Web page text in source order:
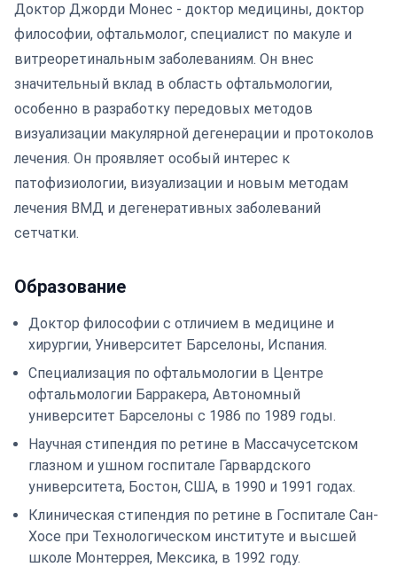
Доктор Джорди Монес - доктор медицины, доктор
философии, офтальмолог, специалист по макуле и
витреоретинальным заболеваниям. Он внес
значительный вклад в область офтальмологии,
особенно в разработку передовых методов
визуализации макулярной дегенерации и протоколов
лечения. Он проявляет особый интерес к
патофизиологии, визуализации и новым методам
лечения ВМД и дегенеративных заболеваний
сетчатки.
Образование
Доктор философии с отличием в медицине и
хирургии, Университет Барселоны, Испания.
Специализация по офтальмологии в Центре
офтальмологии Барракера, Автономный
университет Барселоны с 1986 по 1989 годы.
Научная стипендия по ретине в Массачусетском
глазном и ушном госпитале Гарвардского
университета, Бостон, США, в 1990 и 1991 годах.
Клиническая стипендия по ретине в Госпитале Сан-
Хосе при Технологическом институте и высшей
школе Монтеррея, Мексика, в 1992 году.